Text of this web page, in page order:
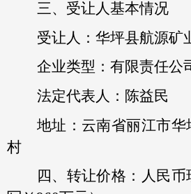
三、受让人基本情况
受让人：华坪县航源矿
企业类型：有限责任公
法定代表人：陈益民
地址：云南省丽江市华
村
四、转让价格：人民